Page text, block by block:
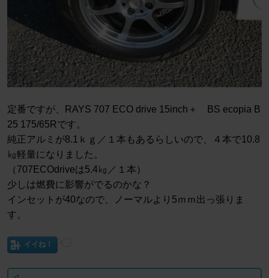
定番ですが、RAYS 707 ECO drive 15inch＋ BS ecopia B
25 175/65Rです。
純正アルミが8.1ｋｇ／１本もあるらしいので、４本で10.8
㎏軽量になりました。
（707ECOdriveは5.4㎏／１本）
少しは燃費に影響がでるのかな？
インセットが40なので、ノーマルより5ｍｍ出っ張りま
す。
イイね！